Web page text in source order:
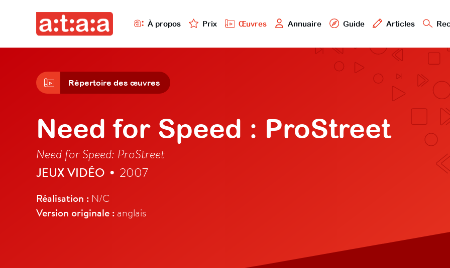
À propos Prix Œuvres Annuaire Guide Articles
Répertoire des œuvres
Need for Speed : ProStreet
Need for Speed: ProStreet
JEUX VIDÉO • 2007
Réalisation : N/C
Version originale : anglais